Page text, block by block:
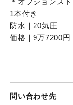
＊オプションス
1本付き
防水｜20気圧
価格｜9万7200円
問い合わせ先